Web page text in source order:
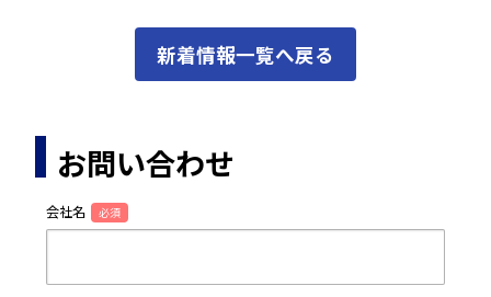
新着情報一覧へ戻る
お問い合わせ
会社名 必須